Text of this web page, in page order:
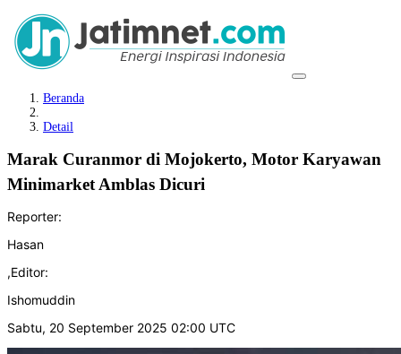
Beranda
Detail
Marak Curanmor di Mojokerto, Motor Karyawan
Minimarket Amblas Dicuri
Reporter:
Hasan
,Editor:
Ishomuddin
Sabtu, 20 September 2025 02:00 UTC